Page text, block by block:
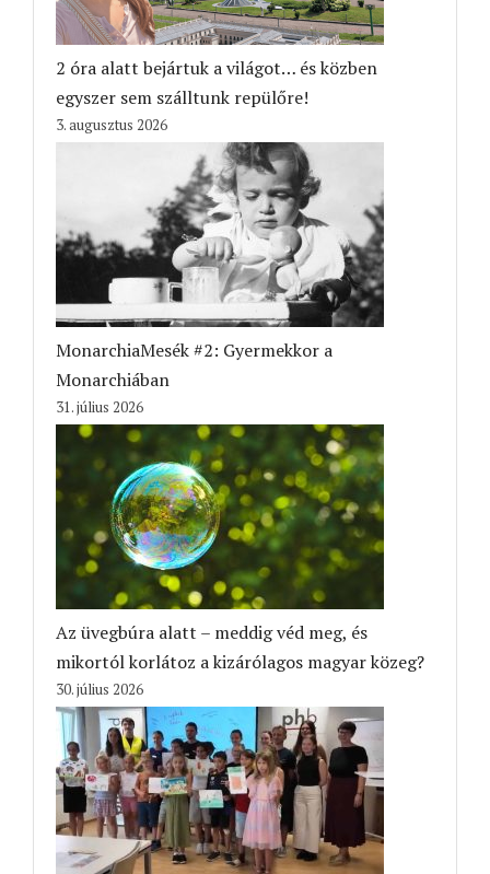
2 óra alatt bejártuk a világot… és közben
egyszer sem szálltunk repülőre!
3. augusztus 2026
MonarchiaMesék #2: Gyermekkor a
Monarchiában
31. július 2026
Az üvegbúra alatt – meddig véd meg, és
mikortól korlátoz a kizárólagos magyar közeg?
30. július 2026